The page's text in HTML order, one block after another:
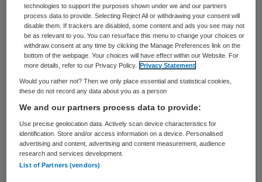
dit jaar zonder gezamenlijk kerstdiner
stellen. De instelling vreest verspreiding van
de Mexicaanse griep en last daarom alle
grotere evenement af, liet een
woordvoerster dinsdag weten.
Zorg waarborgen
DeDrieGasthuizenGroepziet een groot
risico in gezamenlijk eten met meer dan
technologies to support the purposes shown under we and our partners
process data to provide. Selecting Reject All or withdrawing your consent will
disable them. If trackers are disabled, some content and ads you see may not
be as relevant to you. You can resurface this menu to change your choices or
withdraw consent at any time by clicking the Manage Preferences link on the
bottom of the webpage. Your choices will have effect within our Website. For
more details, refer to our Privacy Policy.
Privacy Statement
Would you rather not? Then we only place essential and statistical cookies,
these do not record any data about you as a person
We and our partners process data to provide:
Use precise geolocation data. Actively scan device characteristics for
identification. Store and/or access information on a device. Personalised
advertising and content, advertising and content measurement, audience
research and services development.
List of Partners (vendors)